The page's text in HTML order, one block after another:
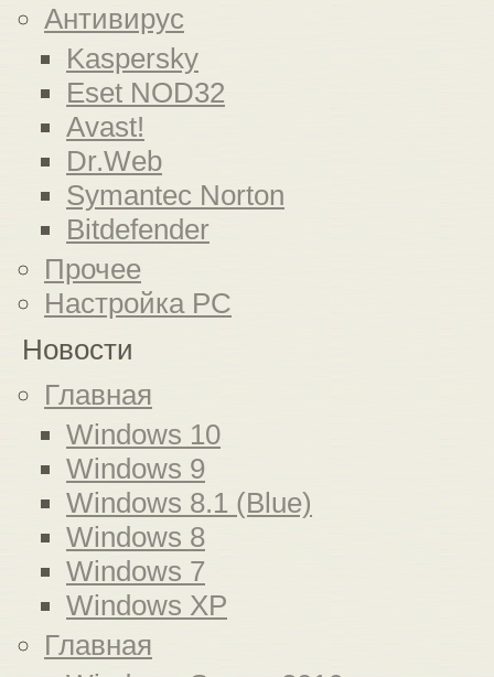
Антивирус
Kaspersky
Eset NOD32
Avast!
Dr.Web
Symantec Norton
Bitdefender
Прочее
Настройка PC
Новости
Главная
Windows 10
Windows 9
Windows 8.1 (Blue)
Windows 8
Windows 7
Windows XP
Главная